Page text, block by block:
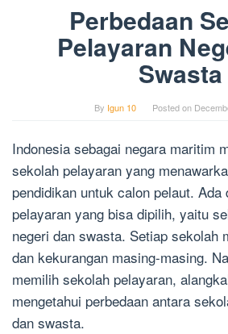
Perbedaan
Pelayaran
Swasta
By Igun 10 Posted on
Indonesia sebagai negara maritim
sekolah pelayaran yang
pendidikan untuk calon pelaut.
pelayaran yang bisa dipilih, yaitu
negeri dan swasta. Setiap sekolah
dan kekurangan masing-masing.
memilih sekolah pelayaran,
mengetahui perbedaan antara
dan swasta.